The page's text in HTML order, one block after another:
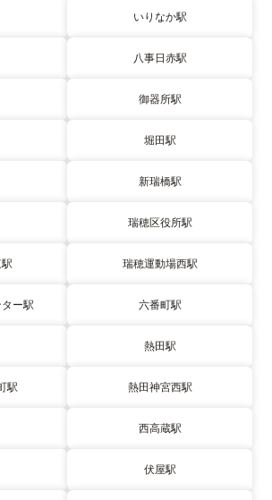
いりなか駅
八事日赤駅
御器所駅
堀田駅
新瑞橋駅
瑞穂区役所駅
瑞穂運動場西駅
ー駅 六番町駅
熱田駅
駅 熱田神宮西駅
西高蔵駅
伏屋駅